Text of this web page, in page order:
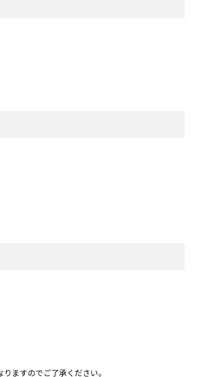
ますのでご了承ください。